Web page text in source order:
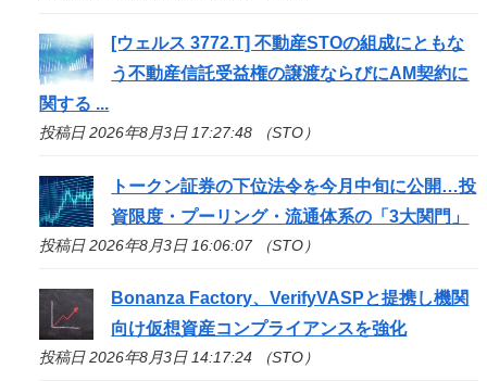
[ウェルス 3772.T] 不動産STOの組成にともな
う不動産信託受益権の譲渡ならびにAM契約に
関する ...
投稿日 2026年8月3日 17:27:48 （STO）
トークン証券の下位法令を今月中旬に公開…投
資限度・プーリング・流通体系の「3大関門」
投稿日 2026年8月3日 16:06:07 （STO）
Bonanza Factory、VerifyVASPと提携し機関
向け仮想資産コンプライアンスを強化
投稿日 2026年8月3日 14:17:24 （STO）